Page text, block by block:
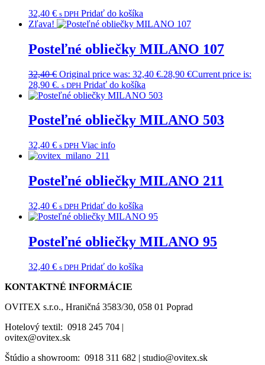
32,40 € s DPH Pridať do košíka
Zľava!
Posteľné obliečky MILANO 107
32,40€ Original price was: 32,40 €.28,90 €Current price is:
28,90 €. s DPH Pridať do košíka
Posteľné obliečky MILANO 503
32,40 € s DPH Viac info
Posteľné obliečky MILANO 211
32,40 € s DPH Pridať do košíka
Posteľné obliečky MILANO 95
32,40 € s DPH Pridať do košíka
KONTAKTNÉ INFORMÁCIE
OVITEX s.r.o., Hraničná 3583/30, 058 01 Poprad
Hotelový textil: 0918 245 704 |
ovitex@ovitex.sk
Štúdio a showroom: 0918 311 682 | studio@ovitex.sk